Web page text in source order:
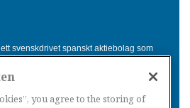
svenskdrivet spanskt aktiebolag som
av hela Spanien, med bas på
svenskar i Spanien.
you agree to the storing of